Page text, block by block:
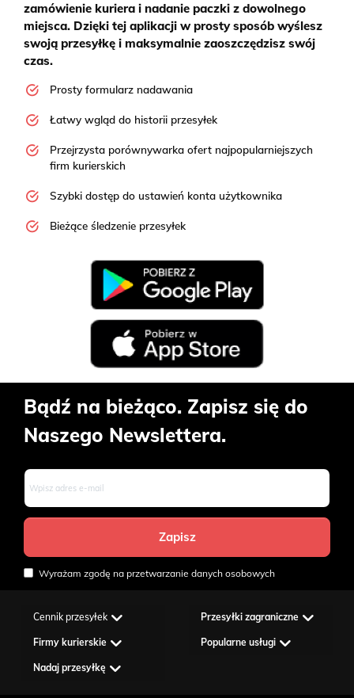
zamówienie kuriera i nadanie paczki z dowolnego
miejsca. Dzięki tej aplikacji w prosty sposób wyślesz
swoją przesyłkę i maksymalnie zaoszczędzisz swój
czas.
Prosty formularz nadawania
Łatwy wgląd do historii przesyłek
Przejrzysta porównywarka ofert najpopularniejszych
firm kurierskich
Szybki dostęp do ustawień konta użytkownika
Bieżące śledzenie przesyłek
Bądź na bieżąco. Zapisz się do
Naszego Newslettera.
Wyrażam zgodę na przetwarzanie danych osobowych
Cennik przesyłek Przesyłki zagraniczne
Firmy kurierskie Popularne usługi
Nadaj przesyłkę